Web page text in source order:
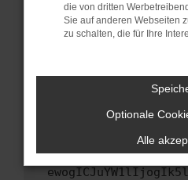
führen, dass bestimmte
unterstützt werden.
hast, kontaktiere uns
uns diesen Text
Fehlersuche zu
die von dritten
Sie auf anderen Webseiten
zu schalten, die für Ihre
Optionale
Alle